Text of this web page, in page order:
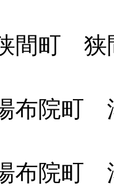
間町 狭
布院町
布院町